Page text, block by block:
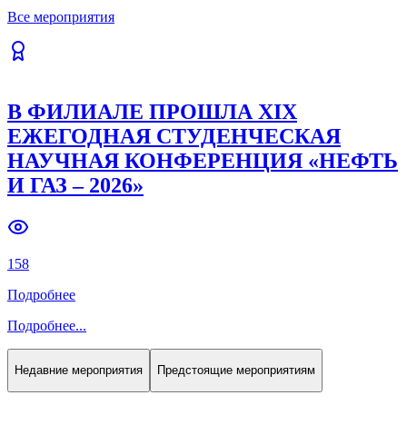
Все мероприятия
В ФИЛИАЛЕ ПРОШЛА XIX
ЕЖЕГОДНАЯ СТУДЕНЧЕСКАЯ
НАУЧНАЯ КОНФЕРЕНЦИЯ «НЕФТЬ
И ГАЗ – 2026»
158
Подробнее
Подробнее...
Недавние мероприятия Предстоящие мероприятиям